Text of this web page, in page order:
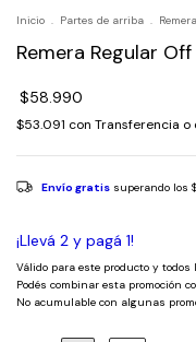
Inicio . Partes de arriba .
Remera Regular
$58.990
$53.091 con Transferencia
Envío gratis superando los
¡Llevá 2 y pagá 1!
Válido para este producto y todos
Podés combinar esta promoción
No acumulable con algunas